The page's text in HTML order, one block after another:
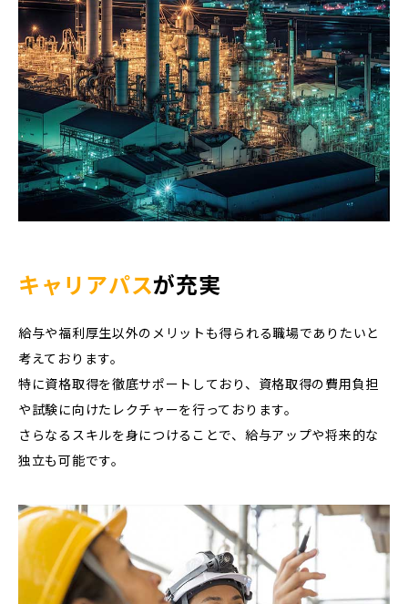
キャリアパスが充実
給与や福利厚生以外のメリットも得られる職場でありたいと
考えております。
特に資格取得を徹底サポートしており、資格取得の費用負担
や試験に向けたレクチャーを行っております。
さらなるスキルを身につけることで、給与アップや将来的な
独立も可能です。